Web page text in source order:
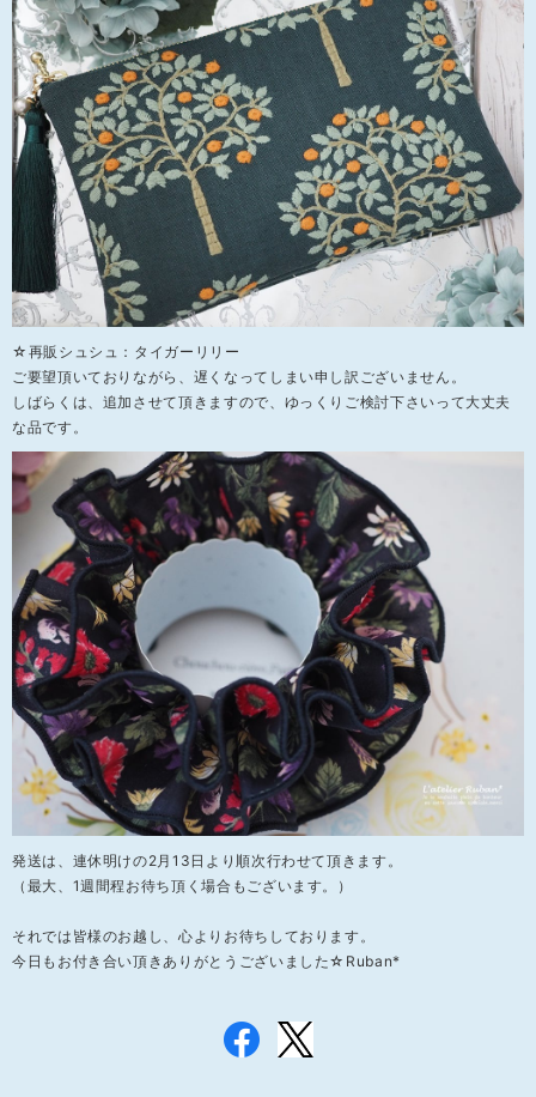
☆再販シュシュ：タイガーリリー
ご要望頂いておりながら、遅くなってしまい申し訳ございません。
しばらくは、追加させて頂きますので、ゆっくりご検討下さいって大丈夫
な品です。
発送は、連休明けの2月13日より順次行わせて頂きます。
（最大、1週間程お待ち頂く場合もございます。）
それでは皆様のお越し、心よりお待ちしております。
今日もお付き合い頂きありがとうございました☆Ruban*